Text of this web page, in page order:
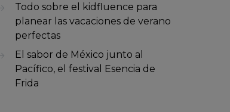
Todo sobre el kidfluence para
planear las vacaciones de verano
perfectas
El sabor de México junto al
Pacífico, el festival Esencia de
Frida